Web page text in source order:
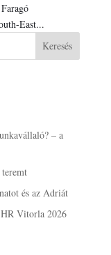
East...
Keresés
– a
és az Adriát
Vitorla 2026